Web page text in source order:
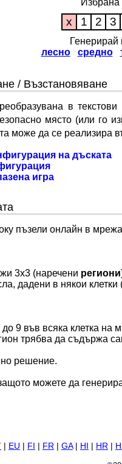
x 1 2 3
Генерирай
лесно
средно
/ Възстановяване
в текстови
място (или го
може да се реализира
на дъската
игра
пъзели онлайн в
3x3 (наречени региони
дадени в някои клетки
9 във всяка клетка на
трябва да съдържа
решение.
можете да
EU FI FR GA| HI HR